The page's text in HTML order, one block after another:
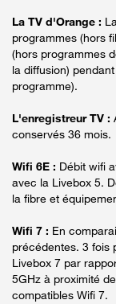
La TV d'Orange :
programmes (hors
(hors programmes
la diffusion)
programme).
L'enregistreur TV :
conservés 36 mois.
Wifi 6E : Débit wifi
avec la Livebox 5.
la fibre et
Wifi 7 : En
précédentes. 3 fois
Livebox 7 par
5GHz à proximité
compatibles Wifi 7.